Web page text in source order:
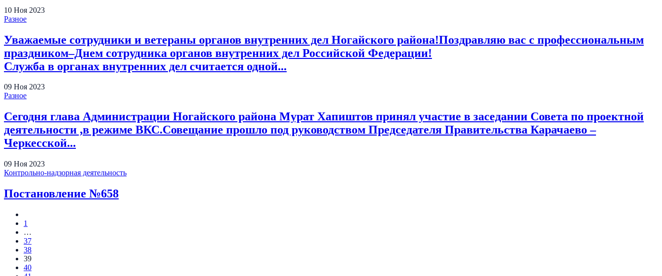
10 Ноя 2023
Разное
Уважаемые сотрудники и ветераны органов внутренних дел Ногайского района!Поздравляю вас с профессиональным
праздником–Днем сотрудника органов внутренних дел Российской Федерации!
Служба в органах внутренних дел считается одной...
09 Ноя 2023
Разное
Сегодня глава Администрации Ногайского района Мурат Хапиштов принял участие в заседании Совета по проектной
деятельности ,в режиме ВКС.Совещание прошло под руководством Председателя Правительства Карачаево –
Черкесской...
09 Ноя 2023
Контрольно-надзорная деятельность
Постановление №658
1
…
37
38
39
40